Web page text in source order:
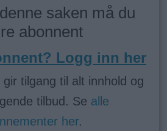
saken må du
abonnent
Logg inn her
tilgang til alt innhold og
tilbud. Se alle
her.